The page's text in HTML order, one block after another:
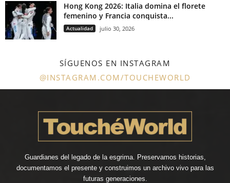
Hong Kong 2026: Italia domina el florete
femenino y Francia conquista...
Actualidad julio 30, 2026
SÍGUENOS EN INSTAGRAM
@INSTAGRAM.COM/TOUCHEWORLD
Guardianes del legado de la esgrima. Preservamos historias,
documentamos el presente y construimos un archivo vivo para las
futuras generaciones.